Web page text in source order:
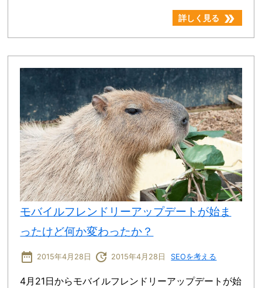
詳しく見る double_arrow
モバイルフレンドリーアップデートが始ま
ったけど何か変わったか？
date_range 2015年4月28日 update 2015年4月28日 SEOを考える
4月21日からモバイルフレンドリーアップデートが始